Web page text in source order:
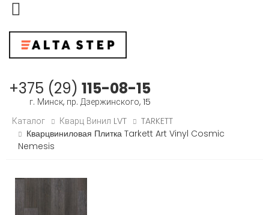
Меню
+375 (29) 115-08-15
г. Минск, пр. Дзержинского, 15
Каталог
Кварц Винил LVT
TARKETT
Кварцвиниловая Плитка Tarkett Art Vinyl Cosmic
Nemesis